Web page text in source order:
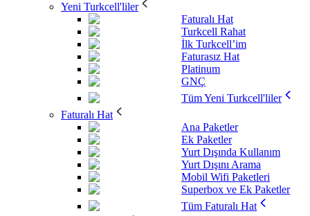
Yeni Turkcell'liler
Faturalı Hat
Turkcell Rahat
İlk Turkcell’im
Faturasız Hat
Platinum
GNÇ
Tüm Yeni Turkcell'liler
Faturalı Hat
Ana Paketler
Ek Paketler
Yurt Dışında Kullanım
Yurt Dışını Arama
Mobil Wifi Paketleri
Superbox ve Ek Paketler
Tüm Faturalı Hat